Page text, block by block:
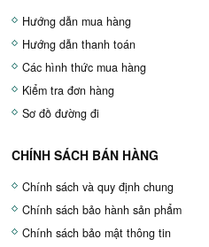
Hướng dẫn mua hàng
Hướng dẫn thanh toán
Các hình thức mua hàng
Kiểm tra đơn hàng
Sơ đồ đường đi
CHÍNH SÁCH BÁN HÀNG
Chính sách và quy định chung
Chính sách bảo hành sản phẩm
Chính sách bảo mật thông tin